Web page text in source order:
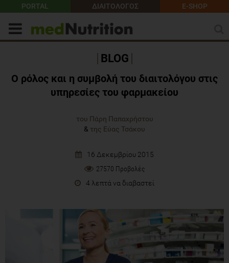
PORTAL ΔΙΑΙΤΟΛΟΓΟΣ E-SHOP
BLOG
Ο ρόλος και η συμβολή του διαιτολόγου στις
υπηρεσίες του φαρμακείου
του Πάρη Παπαχρήστου
& της Εύας Τσάκου
16 Δεκεμβρίου 2015
27570 Προβολές
4 λεπτά να διαβαστεί